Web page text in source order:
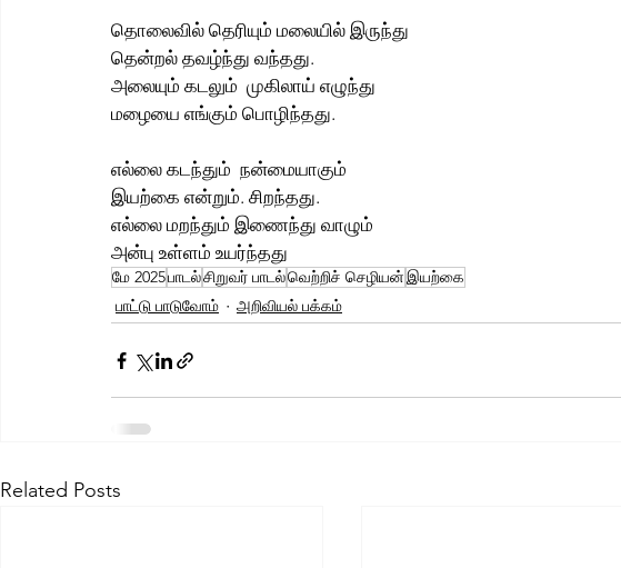
தொலைவில் தெரியும் மலையில் இருந்து
தென்றல் தவழ்ந்து வந்தது.
அலையும் கடலும்  முகிலாய் எழுந்து
மழையை எங்கும் பொழிந்தது.
எல்லை கடந்தும்  நன்மையாகும்
இயற்கை என்றும். சிறந்தது.
எல்லை மறந்தும் இணைந்து வாழும்
அன்பு உள்ளம் உயர்ந்தது
மே 2025பாடல்சிறுவர் பாடல்வெற்றிச் செழியன்இயற்கை
பாட்டு பாடுவோம்
அறிவியல் பக்கம்
Related Posts